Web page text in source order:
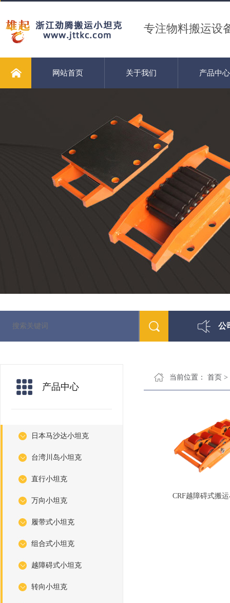
专注物料搬运设
网站首页 关于我们 产品中心
公
产品中心
日本马沙达小坦克
台湾川岛小坦克
直行小坦克
万向小坦克
履带式小坦克
组合式小坦克
越障碍式小坦克
转向小坦克
当前位置： 首页 >
CRF越障碍式搬